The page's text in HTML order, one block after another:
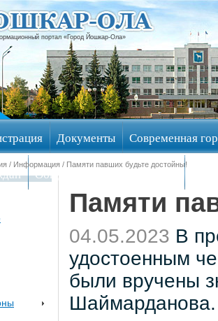
портал «Город Йошкар-Ола»
Документы Современная
Общественные обсуждения
/ Информация / Памяти павших будьте достойны!
Памяти
04.05.2023 В
удостоенным
были вручены
Шаймарданова.